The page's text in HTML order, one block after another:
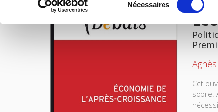
Nécessaires
Cet
sobre.